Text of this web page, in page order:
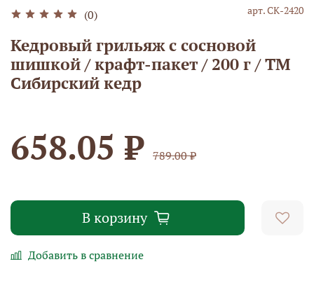
(0) арт.СК-2420
Кедровый грильяж с сосновой
шишкой / крафт-пакет / 200 г / ТМ
Сибирский кедр
658.05 ₽ 789.00 ₽
В корзину
Добавить в сравнение